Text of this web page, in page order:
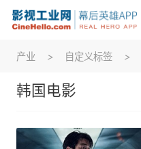
产业 > 自定义标签 >
韩国电影